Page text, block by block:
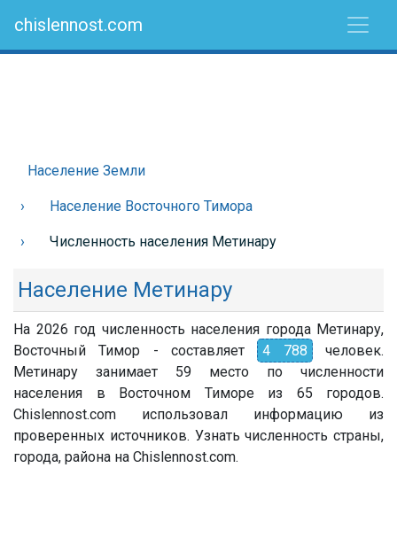
chislennost.com
Население Земли
Население Восточного Тимора
Численность населения Метинару
Население Метинару
На 2026 год численность населения города Метинару,
Восточный Тимор - составляет 4 788 человек.
Метинару занимает 59 место по численности
населения в Восточном Тиморе из 65 городов.
Chislennost.com использовал информацию из
проверенных источников. Узнать численность страны,
города, района на Chislennost.com.